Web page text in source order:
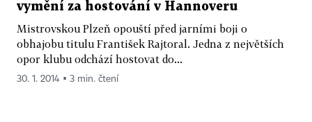
vymění za hostování v Hannoveru
Mistrovskou Plzeň opouští před jarními boji o
obhajobu titulu František Rajtoral. Jedna z největších
opor klubu odchází hostovat do...
30. 1. 2014 ▪ 3 min. čtení